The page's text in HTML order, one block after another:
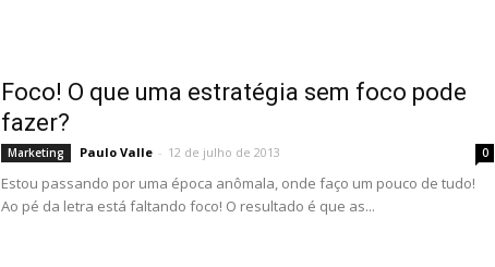
Foco! O que uma estratégia sem foco pode
fazer?
Marketing Paulo Valle - 12 de julho de 2013 0
Estou passando por uma época anômala, onde faço um pouco de tudo!
Ao pé da letra está faltando foco! O resultado é que as...